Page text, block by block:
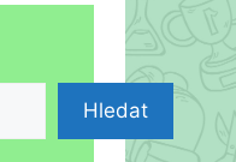
Hledat